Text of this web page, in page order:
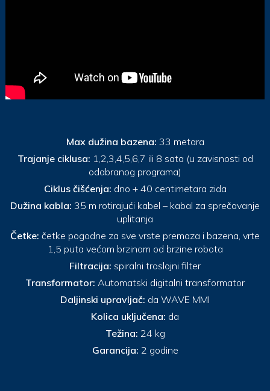
Max dužina bazena: 33 metara
Trajanje ciklusa: 1,2,3,4,5,6,7 ili 8 sata (u zavisnosti od
odabranog programa)
Ciklus čišćenja: dno + 40 centimetara zida
Dužina kabla: 35 m rotirajući kabel – kabal za sprečavanje
uplitanja
Četke: četke pogodne za sve vrste premaza i bazena, vrte
1,5 puta većom brzinom od brzine robota
Filtracija: spiralni troslojni filter
Transformator: Automatski digitalni transformator
Daljinski upravljač: da WAVE MMI
Kolica uključena: da
Težina: 24 kg
Garancija: 2 godine